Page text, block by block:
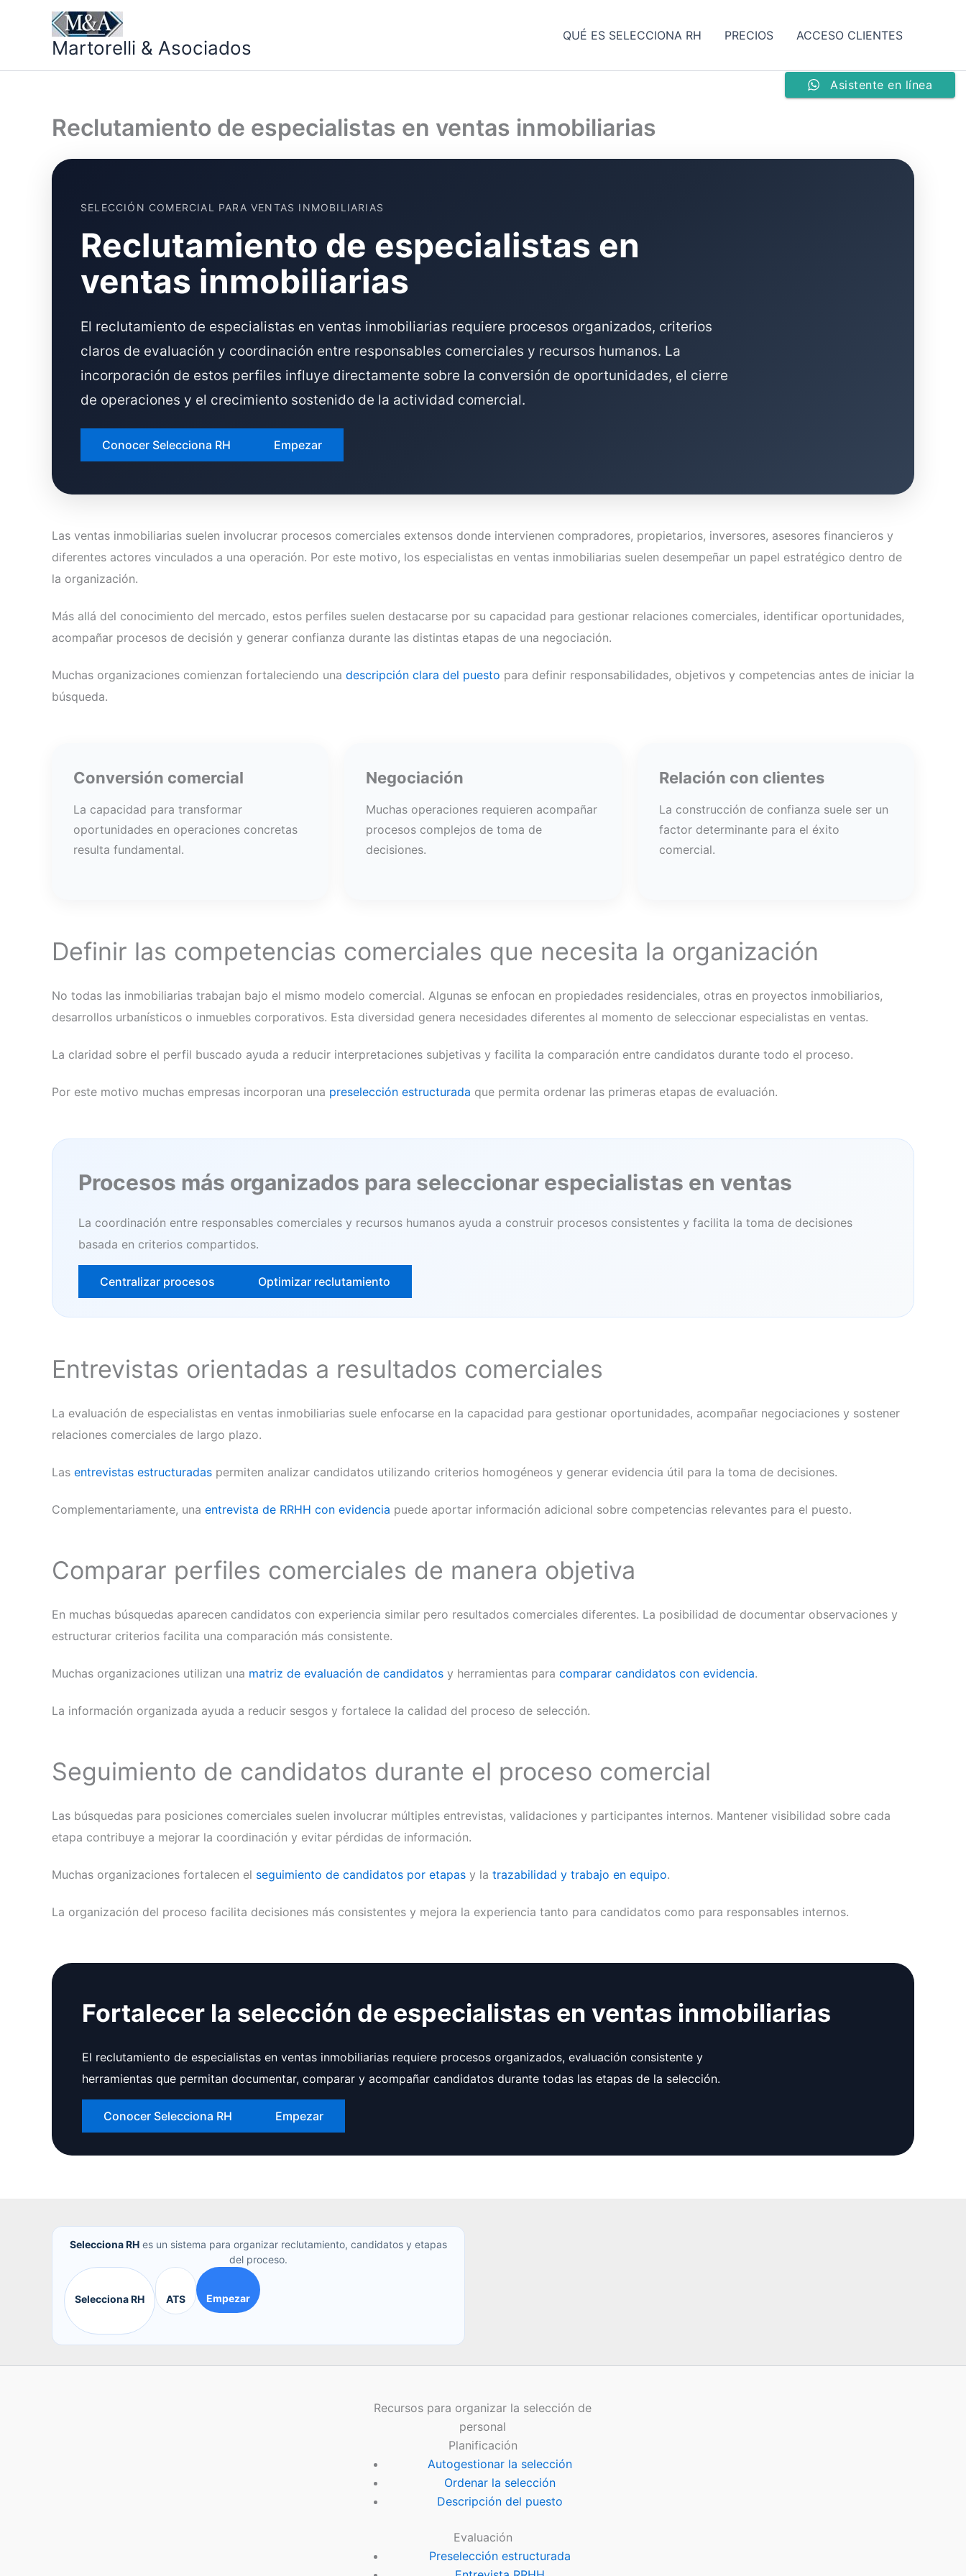
Martorelli & Asociados
QUÉ ES SELECCIONA RH PRECIOS ACCESO CLIENTES
Reclutamiento de especialistas en ventas inmobiliarias
SELECCIÓN COMERCIAL PARA VENTAS INMOBILIARIAS
Reclutamiento de especialistas en
ventas inmobiliarias
El reclutamiento de especialistas en ventas inmobiliarias requiere procesos organizados, criterios
claros de evaluación y coordinación entre responsables comerciales y recursos humanos. La
incorporación de estos perfiles influye directamente sobre la conversión de oportunidades, el cierre
de operaciones y el crecimiento sostenido de la actividad comercial.
Conocer Selecciona RH Empezar
Las ventas inmobiliarias suelen involucrar procesos comerciales extensos donde intervienen compradores, propietarios, inversores, asesores financieros y
diferentes actores vinculados a una operación. Por este motivo, los especialistas en ventas inmobiliarias suelen desempeñar un papel estratégico dentro de
la organización.
Más allá del conocimiento del mercado, estos perfiles suelen destacarse por su capacidad para gestionar relaciones comerciales, identificar oportunidades,
acompañar procesos de decisión y generar confianza durante las distintas etapas de una negociación.
Muchas organizaciones comienzan fortaleciendo una descripción clara del puesto para definir responsabilidades, objetivos y competencias antes de iniciar la
búsqueda.
Conversión comercial
La capacidad para transformar
oportunidades en operaciones concretas
resulta fundamental.
Negociación
Muchas operaciones requieren acompañar
procesos complejos de toma de
decisiones.
Relación con clientes
La construcción de confianza suele ser un
factor determinante para el éxito
comercial.
Definir las competencias comerciales que necesita la organización
No todas las inmobiliarias trabajan bajo el mismo modelo comercial. Algunas se enfocan en propiedades residenciales, otras en proyectos inmobiliarios,
desarrollos urbanísticos o inmuebles corporativos. Esta diversidad genera necesidades diferentes al momento de seleccionar especialistas en ventas.
La claridad sobre el perfil buscado ayuda a reducir interpretaciones subjetivas y facilita la comparación entre candidatos durante todo el proceso.
Por este motivo muchas empresas incorporan una preselección estructurada que permita ordenar las primeras etapas de evaluación.
Procesos más organizados para seleccionar especialistas en ventas
La coordinación entre responsables comerciales y recursos humanos ayuda a construir procesos consistentes y facilita la toma de decisiones
basada en criterios compartidos.
Centralizar procesos Optimizar reclutamiento
Entrevistas orientadas a resultados comerciales
La evaluación de especialistas en ventas inmobiliarias suele enfocarse en la capacidad para gestionar oportunidades, acompañar negociaciones y sostener
relaciones comerciales de largo plazo.
Las entrevistas estructuradas permiten analizar candidatos utilizando criterios homogéneos y generar evidencia útil para la toma de decisiones.
Complementariamente, una entrevista de RRHH con evidencia puede aportar información adicional sobre competencias relevantes para el puesto.
Comparar perfiles comerciales de manera objetiva
En muchas búsquedas aparecen candidatos con experiencia similar pero resultados comerciales diferentes. La posibilidad de documentar observaciones y
estructurar criterios facilita una comparación más consistente.
Muchas organizaciones utilizan una matriz de evaluación de candidatos y herramientas para comparar candidatos con evidencia.
La información organizada ayuda a reducir sesgos y fortalece la calidad del proceso de selección.
Seguimiento de candidatos durante el proceso comercial
Las búsquedas para posiciones comerciales suelen involucrar múltiples entrevistas, validaciones y participantes internos. Mantener visibilidad sobre cada
etapa contribuye a mejorar la coordinación y evitar pérdidas de información.
Muchas organizaciones fortalecen el seguimiento de candidatos por etapas y la trazabilidad y trabajo en equipo.
La organización del proceso facilita decisiones más consistentes y mejora la experiencia tanto para candidatos como para responsables internos.
Fortalecer la selección de especialistas en ventas inmobiliarias
El reclutamiento de especialistas en ventas inmobiliarias requiere procesos organizados, evaluación consistente y
herramientas que permitan documentar, comparar y acompañar candidatos durante todas las etapas de la selección.
Conocer Selecciona RH Empezar
Selecciona RH es un sistema para organizar reclutamiento, candidatos y etapas
del proceso.
Selecciona RH ATS Empezar
Recursos para organizar la selección de
personal
Planificación
Autogestionar la selección
Ordenar la selección
Descripción del puesto
Evaluación
Preselección estructurada
Asistente en línea